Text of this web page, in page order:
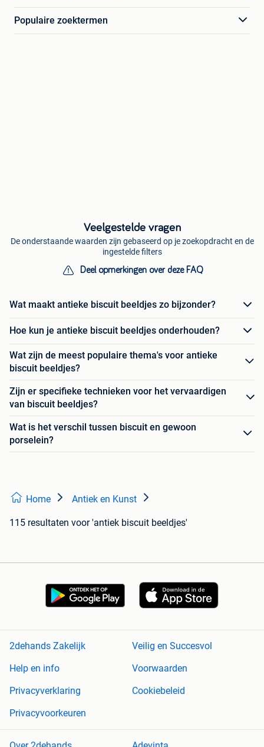
Populaire zoektermen
Veelgestelde vragen
De onderstaande waarden zijn gebaseerd op je zoekopdracht en de
ingestelde filters
Deel opmerkingen over deze FAQ
Wat maakt antieke biscuit beeldjes zo bijzonder?
Hoe kun je antieke biscuit beeldjes onderhouden?
Wat zijn de meest populaire thema's voor antieke
biscuit beeldjes?
Zijn er specifieke technieken voor het vervaardigen
van biscuit beeldjes?
Wat is het verschil tussen biscuit en gewoon
porselein?
Home Antiek en Kunst
115 resultaten voor 'antiek biscuit beeldjes'
2dehands Zakelijk
Veilig en Succesvol
Help en info
Voorwaarden
Privacyverklaring
Cookiebeleid
Privacyvoorkeuren